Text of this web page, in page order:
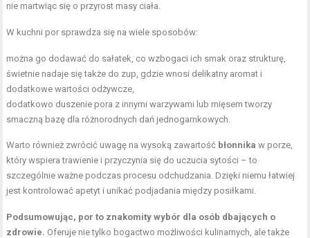
nie martwiąc się o przyrost masy ciała.
W kuchni por sprawdza się na wiele sposobów:
można go dodawać do sałatek, co wzbogaci ich smak oraz strukturę,
świetnie nadaje się także do zup, gdzie wnosi delikatny aromat i
dodatkowe wartości odżywcze,
dodatkowo duszenie pora z innymi warzywami lub mięsem tworzy
smaczną bazę dla różnorodnych dań jednogarnkowych.
Warto również zwrócić uwagę na wysoką zawartość błonnika w porze,
który wspiera trawienie i przyczynia się do uczucia sytości – to
szczególnie ważne podczas procesu odchudzania. Dzięki niemu łatwiej
jest kontrolować apetyt i unikać podjadania między posiłkami.
Podsumowując, por to znakomity wybór dla osób dbających o
zdrowie. Oferuje nie tylko bogactwo możliwości kulinarnych, ale także